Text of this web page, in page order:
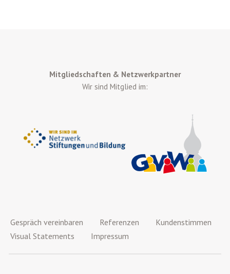
Mitgliedschaften & Netzwerkpartner
Wir sind Mitglied im:
Gespräch vereinbaren Referenzen
Kundenstimmen
Visual Statements
Impressum